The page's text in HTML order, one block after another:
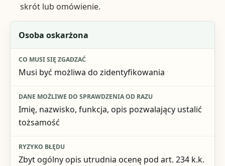
skrót lub omówienie.
Element oceny
Co musi się zgadzać
Dane możliwe do sprawdzenia od razu
Osoba oskarżona
Musi być możliwa do zidentyfikowania
Imię, nazwisko, funkcja, opis pozwalający ustalić
tożsamość
Zbyt ogólny opis utrudnia ocenę pod art. 234 k.k.